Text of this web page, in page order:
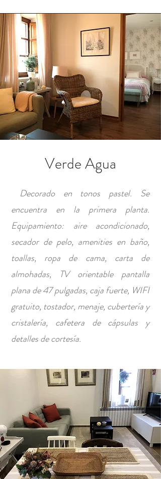
Verde Agua
Decorado en tonos pastel. Se
encuentra en la primera planta.
Equipamiento: aire acondicionado,
secador de pelo, amenities en baño,
toallas, ropa de cama, carta de
almohadas, TV orientable pantalla
plana de 47 pulgadas, caja fuerte, WIFI
gratuito, tostador, menaje, cubertería y
cristalería, cafetera de cápsulas y
detalles de cortesía.